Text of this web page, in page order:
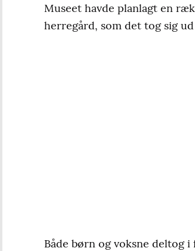
Museet havde planlagt en
herregård, som det tog sig
Både børn og voksne deltog